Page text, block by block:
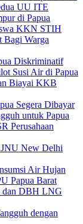
UU ITE
di Papua
KKN STIH
Bagi Warga
Diskriminatif
Susi Air di Papua
Biayai KKB
Segera Dibayar
untuk Papua
Perusahaan
New Delhi
Air Hujan
Papua Barat
dan DBH LNG
dengan